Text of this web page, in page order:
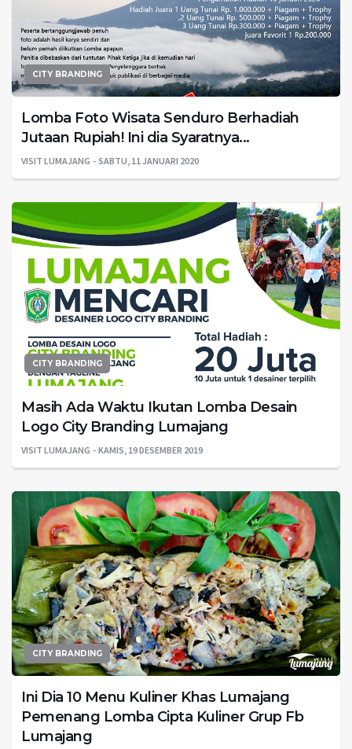
CITY BRANDING
Lomba Foto Wisata Senduro Berhadiah
Jutaan Rupiah! Ini dia Syaratnya...
VISIT LUMAJANG SABTU, 11 JANUARI 2020
CITY BRANDING
Masih Ada Waktu Ikutan Lomba Desain
Logo City Branding Lumajang
VISIT LUMAJANG KAMIS, 19 DESEMBER 2019
CITY BRANDING
Ini Dia 10 Menu Kuliner Khas Lumajang
Pemenang Lomba Cipta Kuliner Grup Fb
Lumajang